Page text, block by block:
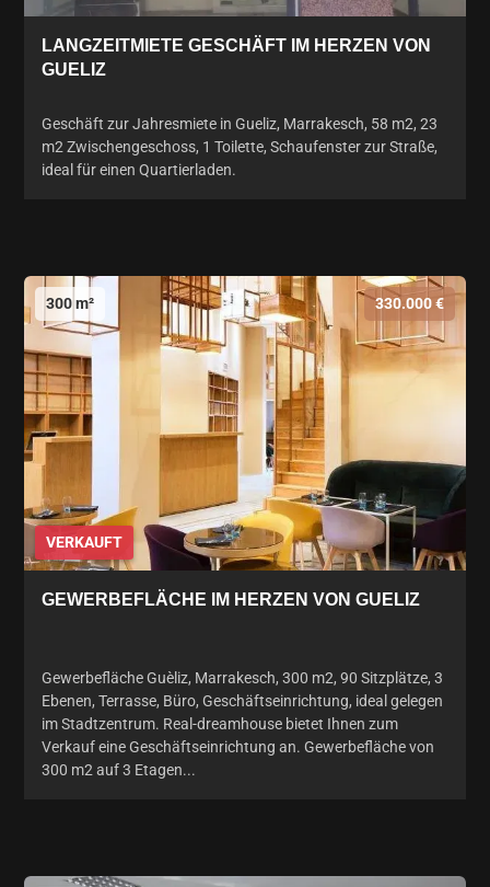
LANGZEITMIETE GESCHÄFT IM HERZEN VON
GUELIZ
Geschäft zur Jahresmiete in Gueliz, Marrakesch, 58 m2, 23
m2 Zwischengeschoss, 1 Toilette, Schaufenster zur Straße,
ideal für einen Quartierladen.
300 m² 330.000 €
VERKAUFT
GEWERBEFLÄCHE IM HERZEN VON GUELIZ
Gewerbefläche Guèliz, Marrakesch, 300 m2, 90 Sitzplätze, 3
Ebenen, Terrasse, Büro, Geschäftseinrichtung, ideal gelegen
im Stadtzentrum. Real-dreamhouse bietet Ihnen zum
Verkauf eine Geschäftseinrichtung an. Gewerbefläche von
300 m2 auf 3 Etagen...